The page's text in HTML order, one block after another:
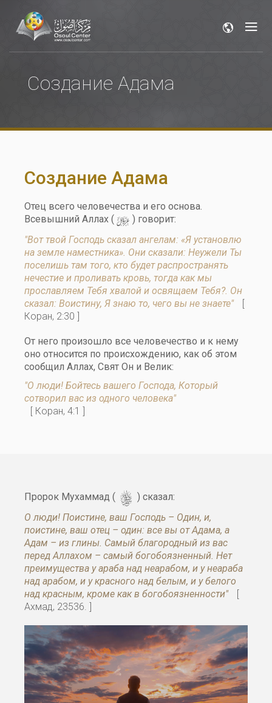
Создание Адама
Создание Адама
Отец всего человечества и его основа.
Всевышний Аллах ( y ) говорит:
"Вот твой Господь сказал ангелам: «Я установлю
на земле наместника». Они сказали: Неужели Ты
поселишь там того, кто будет распространять
нечестие и проливать кровь, тогда как мы
прославляем Тебя хвалой и освящаем Тебя?. Он
сказал: Воистину, Я знаю то, чего вы не знаете"
[
Коран, 2:30 ]
От него произошло все человечество и к нему
оно относится по происхождению, как об этом
сообщил Аллах, Свят Он и Велик:
"О люди! Бойтесь вашего Господа, Который
сотворил вас из одного человека"
[ Коран, 4:1 ]
Пророк Мухаммад ( s ) сказал:
О люди! Поистине, ваш Господь – Один, и,
поистине, ваш отец – один: все вы от Адама, а
Адам – из глины. Самый благородный из вас
перед Аллахом – самый богобоязненный. Нет
преимущества у араба над неарабом, и у неараба
над арабом, и у красного над белым, и у белого
над красным, кроме как в богобоязненности"
[
Ахмад, 23536. ]